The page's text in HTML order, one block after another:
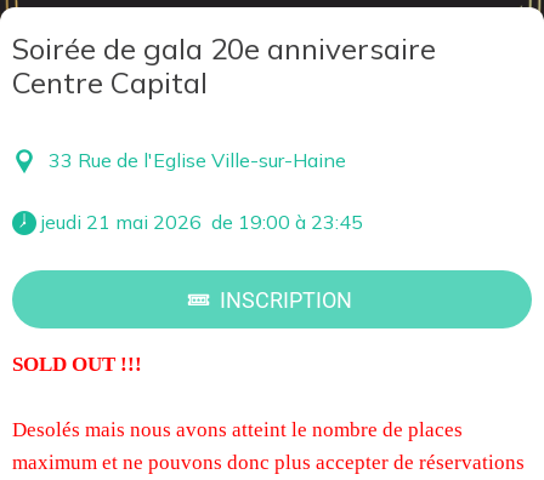
Soirée de gala 20e anniversaire
Centre Capital
33 Rue de l'Eglise Ville-sur-Haine
jeudi 21 mai 2026  de 19:00 à 23:45
INSCRIPTION
SOLD OUT !!!
Desolés mais nous avons atteint le nombre de places
maximum et ne pouvons donc plus accepter de réservations